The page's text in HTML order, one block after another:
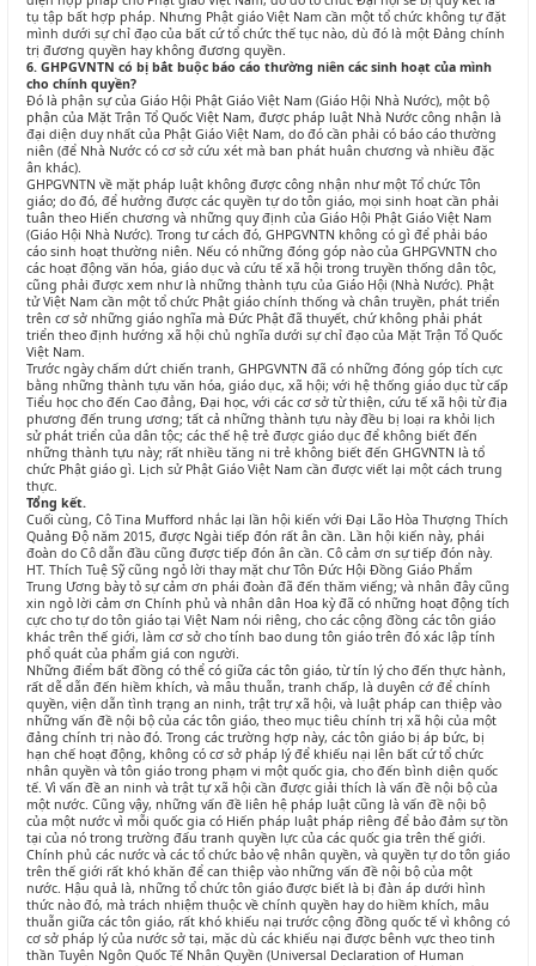
tụ tập bất hợp pháp. Nhưng Phật giáo Việt Nam cần một tổ chức không tự đặt
mình dưới sự chỉ đạo của bất cứ tổ chức thế tục nào, dù đó là một Đảng chính
trị đương quyền hay không đương quyền.
6. GHPGVNTN có bị bắt buộc báo cáo thường niên các sinh hoạt của mình
cho chính quyền?
Đó là phận sự của Giáo Hội Phật Giáo Việt Nam (Giáo Hội Nhà Nước), một bộ
phận của Mặt Trận Tổ Quốc Việt Nam, được pháp luật Nhà Nước công nhận là
đại diện duy nhất của Phật Giáo Việt Nam, do đó cần phải có báo cáo thường
niên (để Nhà Nước có cơ sở cứu xét mà ban phát huân chương và nhiều đặc
ân khác).
GHPGVNTN về mặt pháp luật không được công nhận như một Tổ chức Tôn
giáo; do đó, để hưởng được các quyền tự do tôn giáo, mọi sinh hoạt cần phải
tuân theo Hiến chương và những quy định của Giáo Hội Phật Giáo Việt Nam
(Giáo Hội Nhà Nước). Trong tư cách đó, GHPGVNTN không có gì để phải báo
cáo sinh hoạt thường niên. Nếu có những đóng góp nào của GHPGVNTN cho
các hoạt động văn hóa, giáo dục và cứu tế xã hội trong truyền thống dân tộc,
cũng phải được xem như là những thành tựu của Giáo Hội (Nhà Nước). Phật
tử Việt Nam cần một tổ chức Phật giáo chính thống và chân truyền, phát triển
trên cơ sở những giáo nghĩa mà Đức Phật đã thuyết, chứ không phải phát
triển theo định hướng xã hội chủ nghĩa dưới sự chỉ đạo của Mặt Trận Tổ Quốc
Việt Nam.
Trước ngày chấm dứt chiến tranh, GHPGVNTN đã có những đóng góp tích cực
bằng những thành tựu văn hóa, giáo dục, xã hội; với hệ thống giáo dục từ cấp
Tiểu học cho đến Cao đẳng, Đại học, với các cơ sở từ thiện, cứu tế xã hội từ địa
phương đến trung ương; tất cả những thành tựu này đều bị loại ra khỏi lịch
sử phát triển của dân tộc; các thế hệ trẻ được giáo dục để không biết đến
những thành tựu này; rất nhiều tăng ni trẻ không biết đến GHGVNTN là tổ
chức Phật giáo gì. Lịch sử Phật Giáo Việt Nam cần được viết lại một cách trung
thực.
Tổng kết.
Cuối cùng, Cô Tina Mufford nhắc lại lần hội kiến với Đại Lão Hòa Thượng Thích
Quảng Độ năm 2015, được Ngài tiếp đón rất ân cần. Lần hội kiến này, phái
đoàn do Cô dẫn đầu cũng được tiếp đón ân cần. Cô cảm ơn sự tiếp đón này.
HT. Thích Tuệ Sỹ cũng ngỏ lời thay mặt chư Tôn Đức Hội Đồng Giáo Phẩm
Trung Ương bày tỏ sự cảm ơn phái đoàn đã đến thăm viếng; và nhân đây cũng
xin ngỏ lời cảm ơn Chính phủ và nhân dân Hoa kỳ đã có những hoạt động tích
cực cho tự do tôn giáo tại Việt Nam nói riêng, cho các cộng đồng các tôn giáo
khác trên thế giới, làm cơ sở cho tính bao dung tôn giáo trên đó xác lập tính
phổ quát của phẩm giá con người.
Những điểm bất đồng có thể có giữa các tôn giáo, từ tín lý cho đến thực hành,
rất dễ dẫn đến hiềm khích, và mâu thuẫn, tranh chấp, là duyên cớ để chính
quyền, viện dẫn tình trạng an ninh, trật trự xã hội, và luật pháp can thiệp vào
những vấn đề nội bộ của các tôn giáo, theo mục tiêu chính trị xã hội của một
đảng chính trị nào đó. Trong các trường hợp này, các tôn giáo bị áp bức, bị
hạn chế hoạt động, không có cơ sở pháp lý để khiếu nại lên bất cứ tổ chức
nhân quyền và tôn giáo trong phạm vi một quốc gia, cho đến bình diện quốc
tế. Vì vấn đề an ninh và trật tự xã hội cần được giải thích là vấn đề nội bộ của
một nước. Cũng vậy, những vấn đề liên hệ pháp luật cũng là vấn đề nội bộ
của một nước vì mỗi quốc gia có Hiến pháp luật pháp riêng để bảo đảm sự tồn
tại của nó trong trường đấu tranh quyền lực của các quốc gia trên thế giới.
Chính phủ các nước và các tổ chức bảo vệ nhân quyền, và quyền tự do tôn giáo
trên thế giới rất khó khăn để can thiệp vào những vấn đề nội bộ của một
nước. Hậu quả là, những tổ chức tôn giáo được biết là bị đàn áp dưới hình
thức nào đó, mà trách nhiệm thuộc về chính quyền hay do hiềm khích, mâu
thuẫn giữa các tôn giáo, rất khó khiếu nại trước cộng đồng quốc tế vì không có
cơ sở pháp lý của nước sở tại, mặc dù các khiếu nại được bênh vực theo tinh
thần Tuyên Ngôn Quốc Tế Nhân Quyền (Universal Declaration of Human